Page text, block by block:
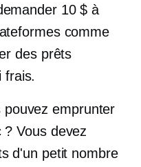
10 $ à
comme
des prêts
frais.
pouvez emprunter
Vous devez
d'un petit nombre